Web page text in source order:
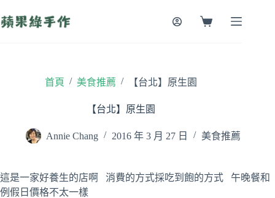
至
購
首頁 / 美食推薦 / 【台北】原生園
【台北】原生園
Annie Chang 2016 年 3 月 27 日 美食推薦
這是一家好養生的店啊 消費的方式採吃到飽的方式 午晚餐和
例假日價格不太一樣